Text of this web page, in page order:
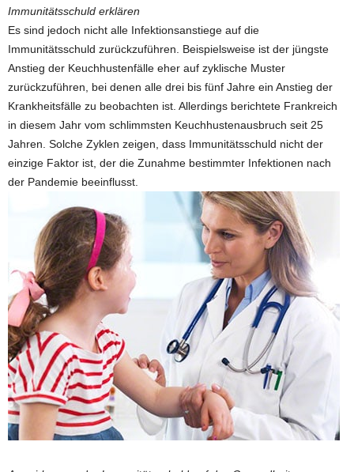
Immunitätsschuld erklären
Es sind jedoch nicht alle Infektionsanstiege auf die
Immunitätsschuld zurückzuführen. Beispielsweise ist der jüngste
Anstieg der Keuchhustenfälle eher auf zyklische Muster
zurückzuführen, bei denen alle drei bis fünf Jahre ein Anstieg der
Krankheitsfälle zu beobachten ist. Allerdings berichtete Frankreich
in diesem Jahr vom schlimmsten Keuchhustenausbruch seit 25
Jahren. Solche Zyklen zeigen, dass Immunitätsschuld nicht der
einzige Faktor ist, der die Zunahme bestimmter Infektionen nach
der Pandemie beeinflusst.